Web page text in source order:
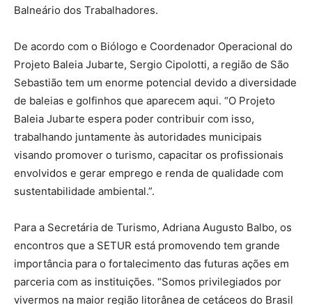
Balneário dos Trabalhadores.
De acordo com o Biólogo e Coordenador Operacional do
Projeto Baleia Jubarte, Sergio Cipolotti, a região de São
Sebastião tem um enorme potencial devido a diversidade
de baleias e golfinhos que aparecem aqui. “O Projeto
Baleia Jubarte espera poder contribuir com isso,
trabalhando juntamente às autoridades municipais
visando promover o turismo, capacitar os profissionais
envolvidos e gerar emprego e renda de qualidade com
sustentabilidade ambiental.”.
Para a Secretária de Turismo, Adriana Augusto Balbo, os
encontros que a SETUR está promovendo tem grande
importância para o fortalecimento das futuras ações em
parceria com as instituições. “Somos privilegiados por
vivermos na maior região litorânea de cetáceos do Brasil